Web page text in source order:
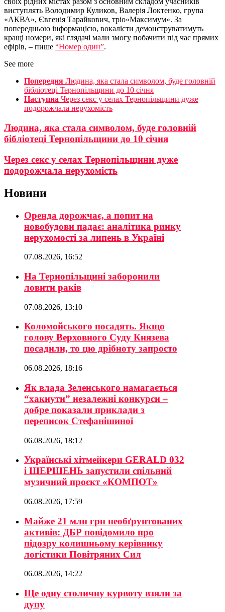
виступлять Володимир Куликов, Валерія Локтенко, група
«АКВА», Євгенія Тарайкович, тріо«Максимум». За
попередньою інформацією, вокалісти демонструватимуть
кращі номери, які глядачі мали змогу побачити під час прямих
ефірів, – пише “Номер один”.
See more
Попередня Людина, яка стала символом, буде головній
бібліотеці Тернопільщини до 10 січня
Наступна Через секс у селах Тернопільщини дуже
подорожчала нерухомість
Людина, яка стала символом, буде головній
бібліотеці Тернопільщини до 10 січня
Через секс у селах Тернопільщини дуже
подорожчала нерухомість
Новини
Оренда дорожчає, а попит на
новобудови падає: аналітика ринку
нерухомості за липень в Україні
07.08.2026, 16:52
На Тернопільщині заборонили
ловити раків
07.08.2026, 13:10
Коломойського посадять. Якщо
голову Верховного Суду Князева
посадили, то цю дрібноту запросто
06.08.2026, 18:16
Як влада Зеленського намагається
“хакнути” незалежні конкурси –
добре показали приклади з
переписок Стефанішиної
06.08.2026, 18:12
Українські хітмейкери GERALD 032
і ШЕРШЕНЬ запустили спільний
музичний проєкт «КОМПОТ»
06.08.2026, 17:59
Майже 21 млн грн необґрунтованих
активів: ДБР повідомило про
підозру колишньому керівнику
логістики Повітряних Сил
06.08.2026, 14:22
Ще одну столичну курвоту взяли за
дупу